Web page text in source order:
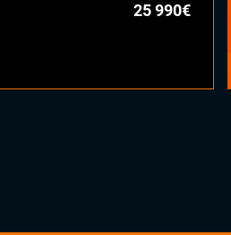
25 990€